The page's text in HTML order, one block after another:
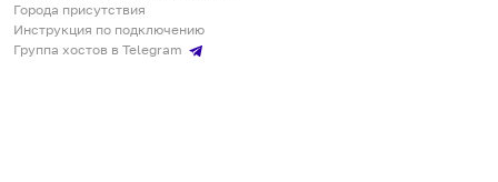
Города присутствия
Инструкция по подключению
Группа хостов в Telegram